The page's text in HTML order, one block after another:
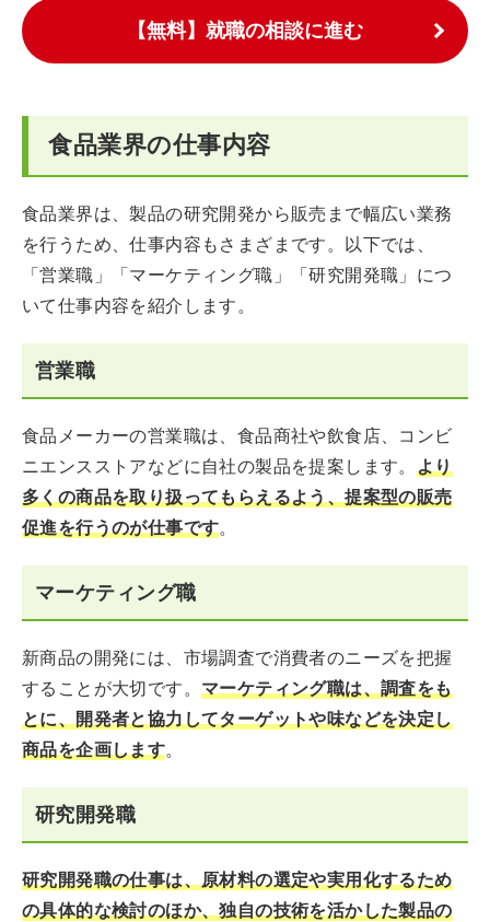
【無料】就職の相談に進む
食品業界の仕事内容
食品業界は、製品の研究開発から販売まで幅広い業務
を行うため、仕事内容もさまざまです。以下では、
「営業職」「マーケティング職」「研究開発職」につ
いて仕事内容を紹介します。
営業職
食品メーカーの営業職は、食品商社や飲食店、コンビ
ニエンスストアなどに自社の製品を提案します。 より
多くの商品を取り扱ってもらえるよう、提案型の販売
促進を行うのが仕事です。
マーケティング職
新商品の開発には、市場調査で消費者のニーズを把握
することが大切です。 マーケティング職は、調査をも
とに、開発者と協力してターゲットや味などを決定し
商品を企画します。
研究開発職
研究開発職の仕事は、原材料の選定や実用化するため
の具体的な検討のほか、独自の技術を活かした製品の